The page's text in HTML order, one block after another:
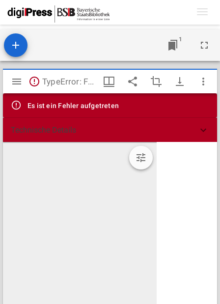
1
Mirador
Viewer
TypeError: Failed to fetch
Es ist ein Fehler aufgetreten
Technische Details